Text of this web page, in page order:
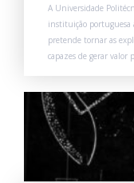
A Universidade
instituição portuguesa
pretende tornar as
capazes de gerar valor